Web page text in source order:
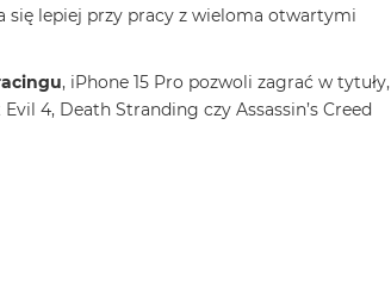
się lepiej przy pracy z wieloma otwartymi
, iPhone 15 Pro pozwoli zagrać w tytuły,
4, Death Stranding czy Assassin’s Creed